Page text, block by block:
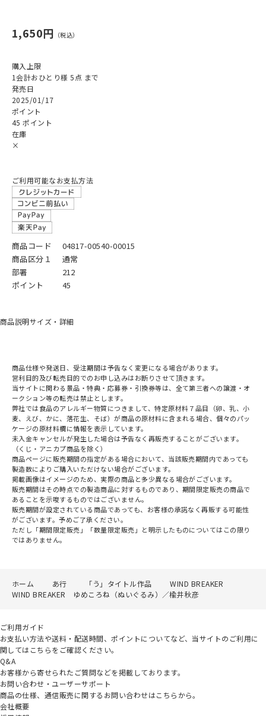
1,650円
購入上限
1会計おひとり様 5点 まで
発売日
2025/01/17
ポイント
45 ポイント
在庫
×
ご利用可能なお支払方法
商品コード
04817-00540-00015
商品区分１
通常
部署
212
ポイント
45
商品説明サイズ・詳細
商品仕様や発送日、受注期間は予告なく変更になる場合があります。
営利目的及び転売目的でのお申し込みはお断りさせて頂きます。
当サイトに関わる景品・特典・応募券・引換券等は、全て第三者への譲渡・オ
ークション等の転売は禁止とします。
弊社では食品のアレルギー物質につきまして、特定原材料７品目（卵、乳、小
麦、えび、かに、落花生、そば）が商品の原材料に含まれる場合、個々のパッ
ケージの原材料欄に情報を表示しています。
未入金キャンセルが発生した場合は予告なく再販売することがございます。
（くじ・アニカプ商品を除く）
商品ページに販売期間の指定がある場合において、当該販売期間内であっても
製造数によりご購入いただけない場合がございます。
掲載画像はイメージのため、実際の商品と多少異なる場合がございます。
販売期間はその時点での製造商品に対するものであり、期間限定販売の商品で
あることを示唆するものではございません。
販売期間が設定されている商品であっても、お客様の承諾なく再販する可能性
がございます。予めご了承ください。
ただし「期間限定販売」「数量限定販売」と明示したものについてはこの限り
ではありません。
ホーム あ行 「う」タイトル作品
WIND BREAKER
WIND BREAKER ゆめころね（ぬいぐるみ）／楡井秋彦
ご利用ガイド
お支払い方法や送料・配送時間、ポイントについてなど、当サイトのご利用に
関してはこちらをご確認ください。
Q&A
お客様から寄せられたご質問などを掲載しております。
お問い合わせ・ユーザーサポート
商品の仕様、通信販売に関するお問い合わせはこちらから。
会社概要